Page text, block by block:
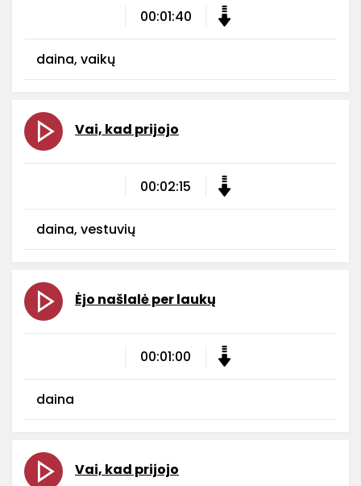
00:01:40
daina, vaikų
Vai, kad prijojo
00:02:15
daina, vestuvių
Ėjo našlalė per laukų
00:01:00
daina
Vai, kad prijojo